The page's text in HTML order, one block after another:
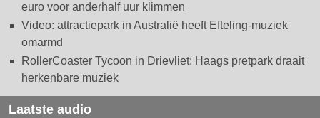
euro voor anderhalf uur klimmen
Video: attractiepark in Australië heeft Efteling-muziek
omarmd
RollerCoaster Tycoon in Drievliet: Haags pretpark draait
herkenbare muziek
Laatste audio